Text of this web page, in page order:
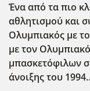
Ένα από τα πιο
αθλητισμού και
Ολυμπιακός με
με τον
μπασκετόφιλων
άνοιξης του